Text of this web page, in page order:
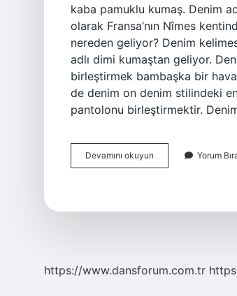
kaba pamuklu kumaş. Denim
olarak Fransa’nın Nîmes
nereden geliyor? Denim
adlı dimi kumaştan geliyor.
birleştirmek bambaşka bir
de denim on denim stilindeki
pantolonu birleştirmektir.
Devamını okuyun
Hangi
Yorum
https://www.dansforum.com.tr